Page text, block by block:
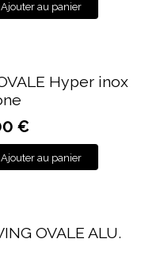
Ajouter au panier
Hyper inox
€
Ajouter au panier
OVALE ALU.